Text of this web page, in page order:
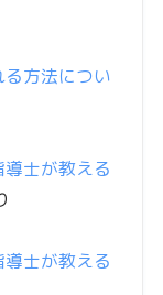
方法につい
士が教える
士が教える